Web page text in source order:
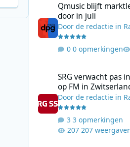
Qmusic blijft
door in juli
Door de redactiein
0 opmerkingen
SRG verwacht pas
op FM in
Door de redactiein
3 opmerkingen
207